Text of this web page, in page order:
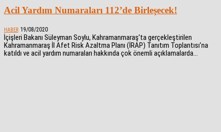
Acil Yardım Numaraları 112’de Birleşecek!
HABER 19/08/2020
İçişleri Bakanı Süleyman Soylu, Kahramanmaraş’ta gerçekleştirilen
Kahramanmaraş İl Afet Risk Azaltma Planı (İRAP) Tanıtım Toplantısı’na
katıldı ve acil yardım numaraları hakkında çok önemli açıklamalarda...